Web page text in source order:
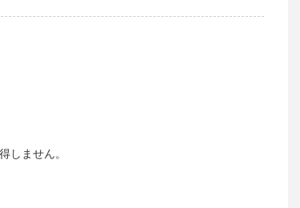
しません。